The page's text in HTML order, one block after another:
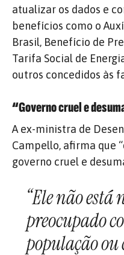
atualizar os dados e
benefícios como o
Brasil, Benefício de
Tarifa Social de
outros concedidos às
“Governo cruel e
A ex-ministra de
Campello, afirma que
governo cruel e
“Ele não está
preocupado
população ou